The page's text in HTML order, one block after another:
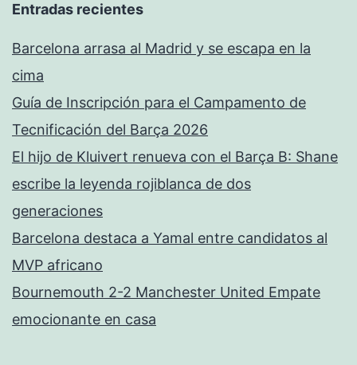
Entradas recientes
Barcelona arrasa al Madrid y se escapa en la
cima
Guía de Inscripción para el Campamento de
Tecnificación del Barça 2026
El hijo de Kluivert renueva con el Barça B: Shane
escribe la leyenda rojiblanca de dos
generaciones
Barcelona destaca a Yamal entre candidatos al
MVP africano
Bournemouth 2-2 Manchester United Empate
emocionante en casa